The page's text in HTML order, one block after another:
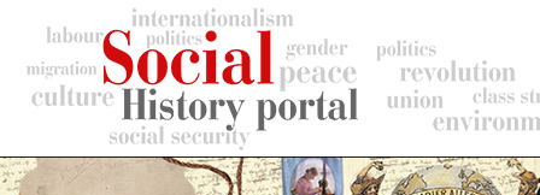
content